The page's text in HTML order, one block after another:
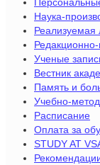
Наука-
Реализуемая
Редакционно-
Ученые
Вестник
Память и
Учебно-
Расписание
Оплата за
STUDY AT